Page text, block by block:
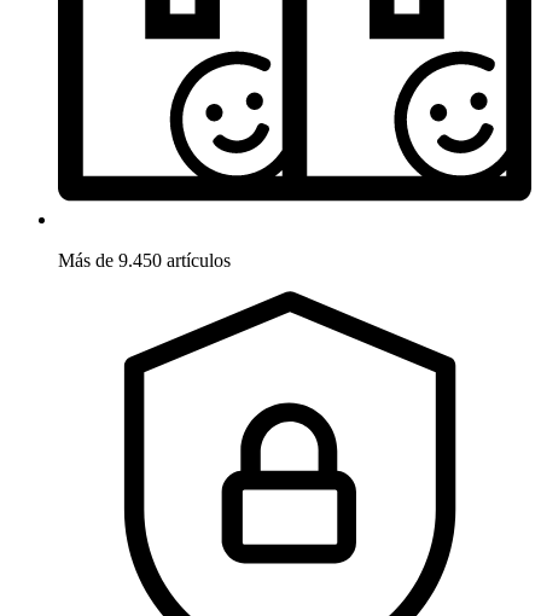
Más de 9.450 artículos